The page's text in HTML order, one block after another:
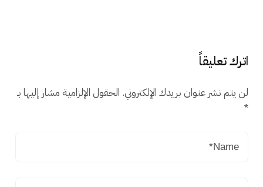
اترك تعليقاً
لن يتم نشر عنوان بريدك الإلكتروني. الحقول الإلزامية مشار إليها بـ
*